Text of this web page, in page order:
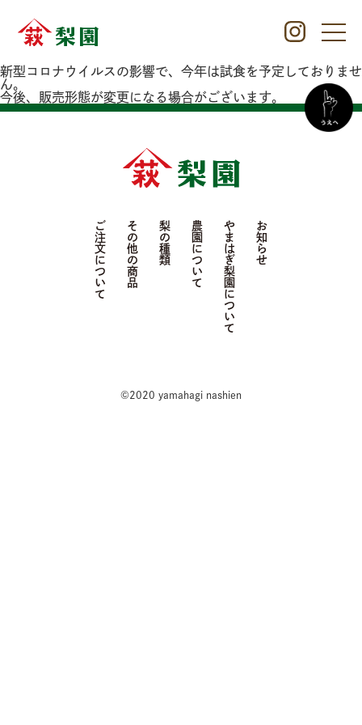
新型コロナウイルスの影響で、今年は試食を予定しておりませ
ん。
今後、販売形態が変更になる場合がございます。
お知らせ
やまはぎ梨園について
農園について
梨の種類
その他の商品
ご注文について
©2020 yamahagi nashien